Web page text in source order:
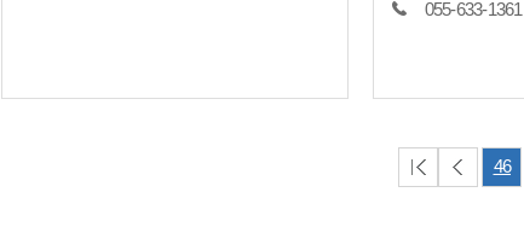
055-633-1361
46